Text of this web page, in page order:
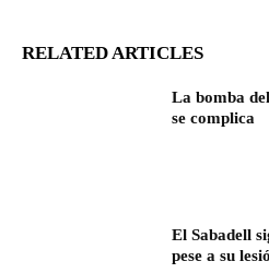
RELATED ARTICLES
La bomba
se complica
El Sabadell
pese a su